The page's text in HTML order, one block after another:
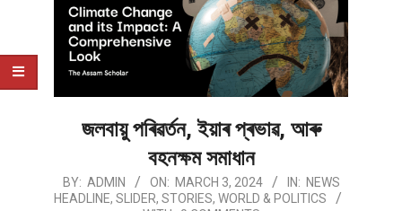
জলবায়ু পৰিৱৰ্তন, ইয়াৰ প্ৰভাৱ, আৰু
বহনক্ষম সমাধান
2024-
03-
BY: ADMIN ON: MARCH 3, 2024 IN: NEWS
HEADLINE, SLIDER, STORIES, WORLD & POLITICS